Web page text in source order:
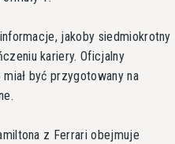
jakoby siedmiokrotny
kariery. Oficjalny
być przygotowany na
z Ferrari obejmuje